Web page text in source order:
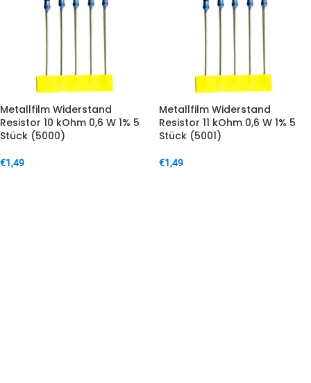
Metallfilm Widerstand
Resistor 10 kOhm 0,6 W 1% 5
Stück (5000)
€1,49
Metallfilm Widerstand
Resistor 11 kOhm 0,6 W 1% 5
Stück (5001)
€1,49